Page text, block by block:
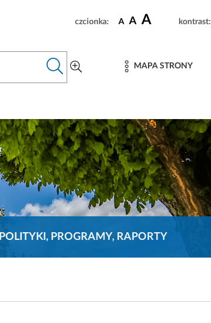
czcionka: A A A kontrast:
MAPA STRONY
POLITYKI, PROGRAMY, RAPORTY